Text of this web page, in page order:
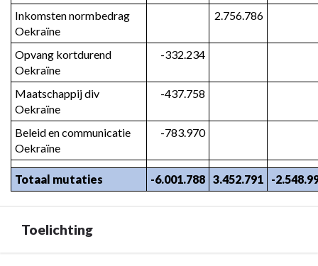
Inkomsten normbedrag
Oekraïne
2.756.786
Opvang kortdurend
Oekraïne
-332.234
Maatschappij div
Oekraïne
-437.758
Beleid en communicatie
Oekraïne
-783.970
Totaal mutaties -6.001.788 3.452.791 -
Toelichting